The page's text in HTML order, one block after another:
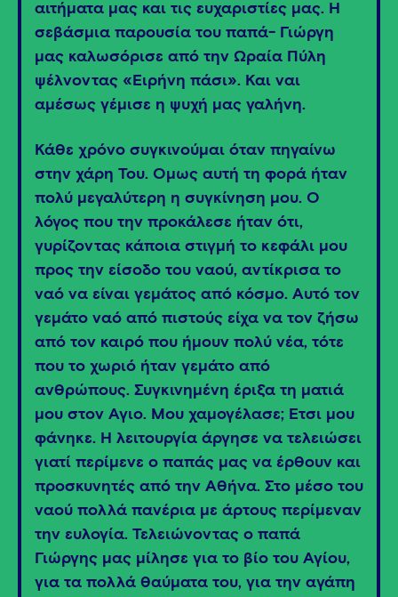
αιτήματα μας και τις ευχαριστίες μας. Η
σεβάσμια παρουσία του παπά- Γιώργη
μας καλωσόρισε από την Ωραία Πύλη
ψέλνοντας «Ειρήνη πάσι». Και ναι
αμέσως γέμισε η ψυχή μας γαλήνη.
Κάθε χρόνο συγκινούμαι όταν πηγαίνω
στην χάρη Του. Όμως αυτή τη φορά ήταν
πολύ μεγαλύτερη η συγκίνηση μου. Ο
λόγος που την προκάλεσε ήταν ότι,
γυρίζοντας κάποια στιγμή το κεφάλι μου
προς την είσοδο του ναού, αντίκρισα το
ναό να είναι γεμάτος από κόσμο. Αυτό τον
γεμάτο ναό από πιστούς είχα να τον ζήσω
από τον καιρό που ήμουν πολύ νέα, τότε
που το χωριό ήταν γεμάτο από
ανθρώπους. Συγκινημένη έριξα τη ματιά
μου στον Άγιο. Μου χαμογέλασε; Έτσι μου
φάνηκε. Η λειτουργία άργησε να τελειώσει
γιατί περίμενε ο παπάς μας να έρθουν και
προσκυνητές από την Αθήνα. Στο μέσο του
ναού πολλά πανέρια με άρτους περίμεναν
την ευλογία. Τελειώνοντας ο παπά
Γιώργης μας μίλησε για το βίο του Αγίου,
για τα πολλά θαύματα του, για την αγάπη